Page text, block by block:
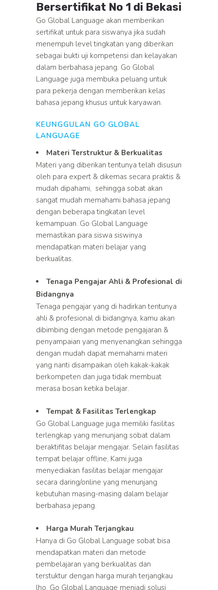
Bersertifikat No 1 di Bekasi
Go Global Language akan memberikan
sertifikat untuk para siswanya jika sudah
menempuh level tingkatan yang diberikan
sebagai bukti uji kompetensi dan kelayakan
dalam berbahasa jepang. Go Global
Language juga membuka peluang untuk
para pekerja dengan memberikan kelas
bahasa jepang khusus untuk karyawan.
KEUNGGULAN GO GLOBAL
LANGUAGE
Materi Terstruktur & Berkualitas
Materi yang diberikan tentunya telah disusun
oleh para expert & dikemas secara praktis &
mudah dipahami, sehingga sobat akan
sangat mudah memahami bahasa jepang
dengan beberapa tingkatan level
kemampuan. Go Global Language
memastikan para siswa siswinya
mendapatkan materi belajar yang
berkualitas.
Tenaga Pengajar Ahli & Profesional di
Bidangnya
Tenaga pengajar yang di hadirkan tentunya
ahli & profesional di bidangnya, kamu akan
dibimbing dengan metode pengajaran &
penyampaian yang menyenangkan sehingga
dengan mudah dapat memahami materi
yang nanti disampaikan oleh kakak-kakak
berkompeten dan juga tidak membuat
merasa bosan ketika belajar.
Tempat & Fasilitas Terlengkap
Go Global Language juga memiliki fasilitas
terlengkap yang menunjang sobat dalam
beraktifitas belajar mengajar. Selain fasilitas
tempat belajar offline, Kami juga
menyediakan fasilitas belajar mengajar
secara daring/online yang menunjang
kebutuhan masing-masing dalam belajar
berbahasa jepang.
Harga Murah Terjangkau
Hanya di Go Global Language sobat bisa
mendapatkan materi dan metode
pembelajaran yang berkualitas dan
terstuktur dengan harga murah terjangkau
lho. Go Global Language menjadi solusi